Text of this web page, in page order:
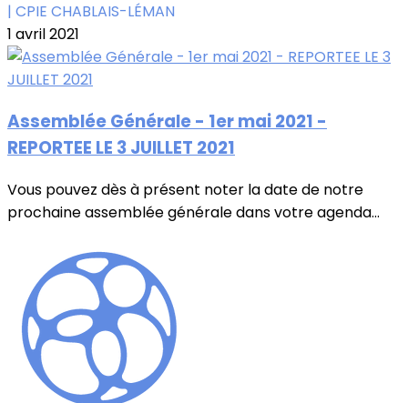
| CPIE CHABLAIS-LÉMAN
1 avril 2021
Assemblée Générale - 1er mai 2021 -
REPORTEE LE 3 JUILLET 2021
Vous pouvez dès à présent noter la date de notre
prochaine assemblée générale dans votre agenda...